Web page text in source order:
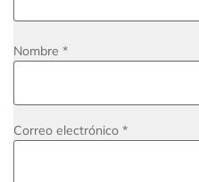
Nombre *
Correo electrónico *